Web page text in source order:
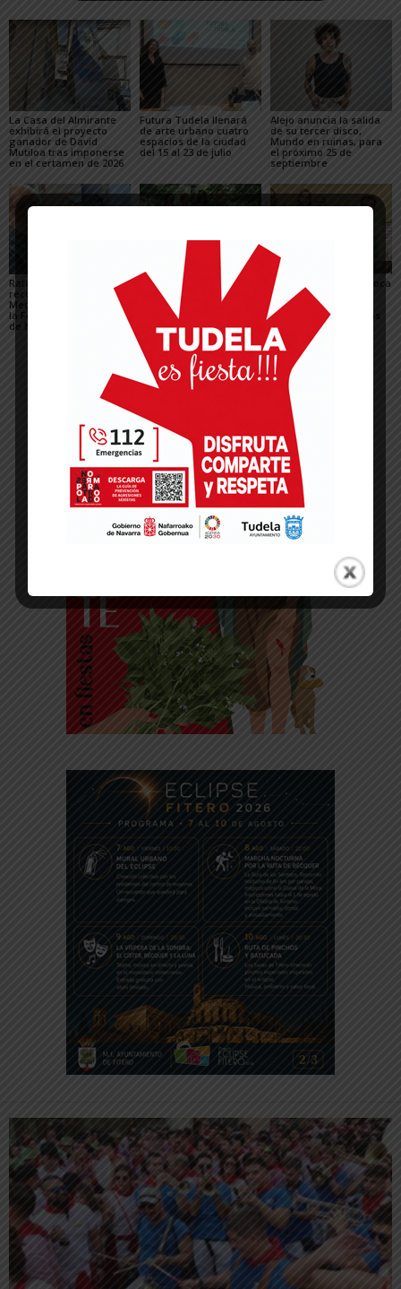
La Casa del Almirante
exhibirá el proyecto
ganador de David
Mutiloa tras imponerse
en el certamen de 2026
Futura Tudela llenará
de arte urbano cuatro
espacios de la ciudad
del 15 al 23 de julio
Alejo anuncia la salida
de su tercer disco,
Mundo en ruinas, para
el próximo 25 de
septiembre
Rafael Manero
reconocido con la
Medalla de Oro 2026 de
la Federación de Coros
de Navarra
Fustiñana se suma al
festival Rincones y
Recovecos con una
propuesta teatral para
la noche del viernes
La Peña Andatu convoca
la XV edición del
Concurso de
Microrrelatos Festivos
Memorial Javier
Martínez Llort